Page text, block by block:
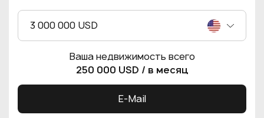
3 000 000 USD
Ваша недвижимость всего
250 000 USD / в месяц
E-Mail